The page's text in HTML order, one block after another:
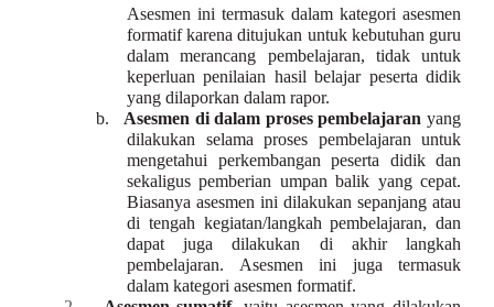
Asesmen ini termasuk dalam kategori asesmen
formatif karena ditujukan untuk kebutuhan guru
dalam merancang pembelajaran, tidak untuk
keperluan penilaian hasil belajar peserta didik
yang dilaporkan dalam rapor.
b.
Asesmen di dalam proses pembelajaran yang
dilakukan selama proses pembelajaran untuk
mengetahui perkembangan peserta didik dan
sekaligus pemberian umpan balik yang cepat.
Biasanya asesmen ini dilakukan sepanjang atau
di tengah kegiatan/langkah pembelajaran, dan
dapat juga dilakukan di akhir langkah
pembelajaran. Asesmen ini juga termasuk
dalam kategori asesmen formatif.